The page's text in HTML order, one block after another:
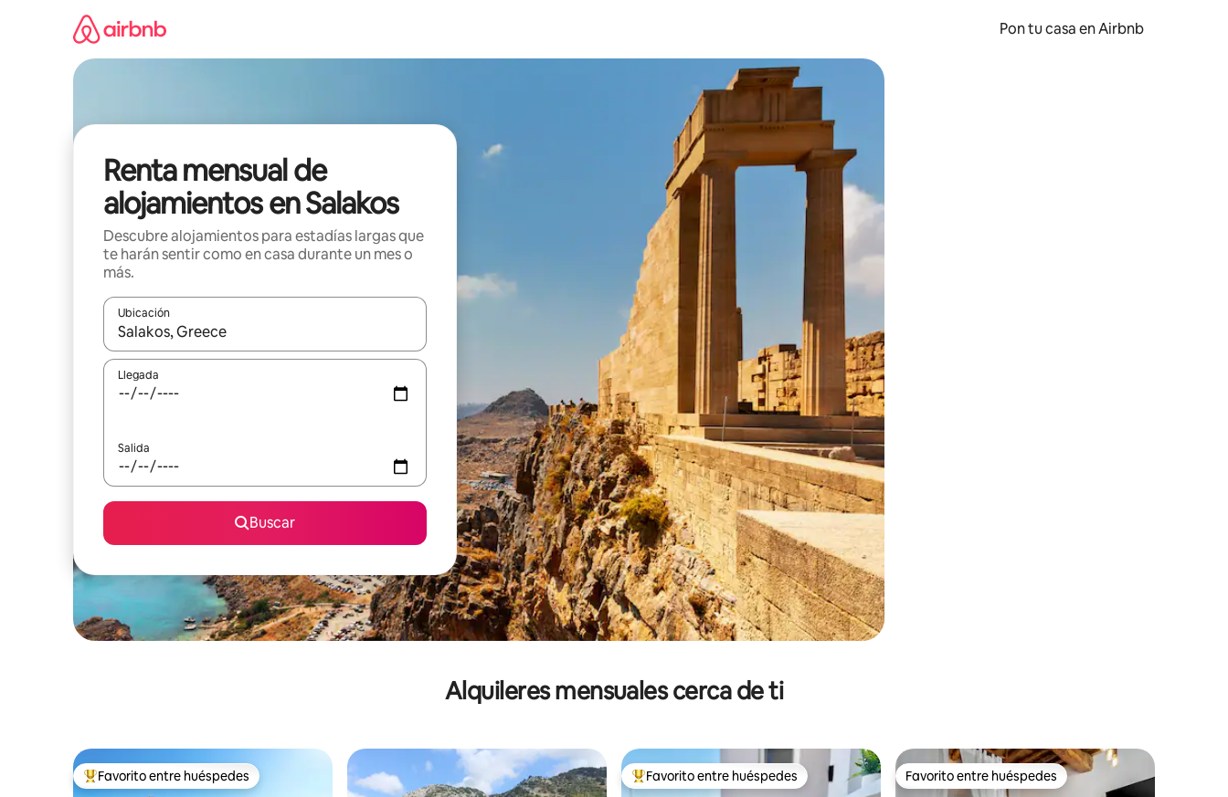
Pon tu casa en Airbnb
Renta mensual de
alojamientos en Salakos
Descubre alojamientos para estadías largas que
te harán sentir como en casa durante un mes o
más.
Ubicación
Cuando los resultados estén disponibles, navega con las teclas de flecha hacia arriba y hacia abajo o explora con el tacto o desliza el dedo.
Llegada
Salida
Buscar
Alquileres mensuales cerca de ti
Favorito entre huéspedes preferido
Favorito entre huéspedes Favorito entre huéspedes preferido
Favorito entre huéspedes Favorito entre huéspedes
Favorito entre huéspedes